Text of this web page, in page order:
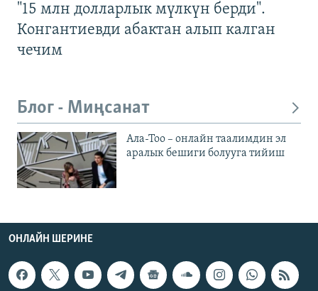
"15 млн долларлык мүлкүн берди".
Конгантиевди абактан алып калган
чечим
Блог - Миңсанат
Ала-Тоо – онлайн таалимдин эл
аралык бешиги болууга тийиш
ОНЛАЙН ШЕРИНЕ